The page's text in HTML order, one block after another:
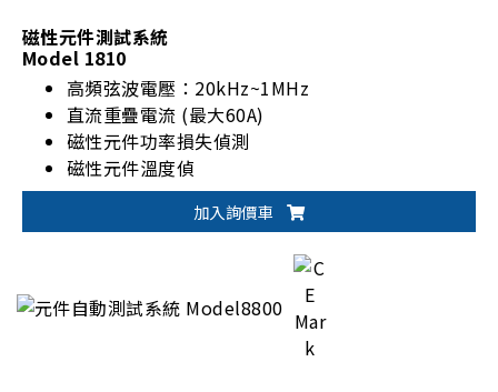
磁性元件測試系統
Model 1810
高頻弦波電壓：20kHz~1MHz
直流重疊電流 (最大60A)
磁性元件功率損失偵測
磁性元件溫度偵
軟體控制支援
可依客戶需求提供對應模組
加入詢價車